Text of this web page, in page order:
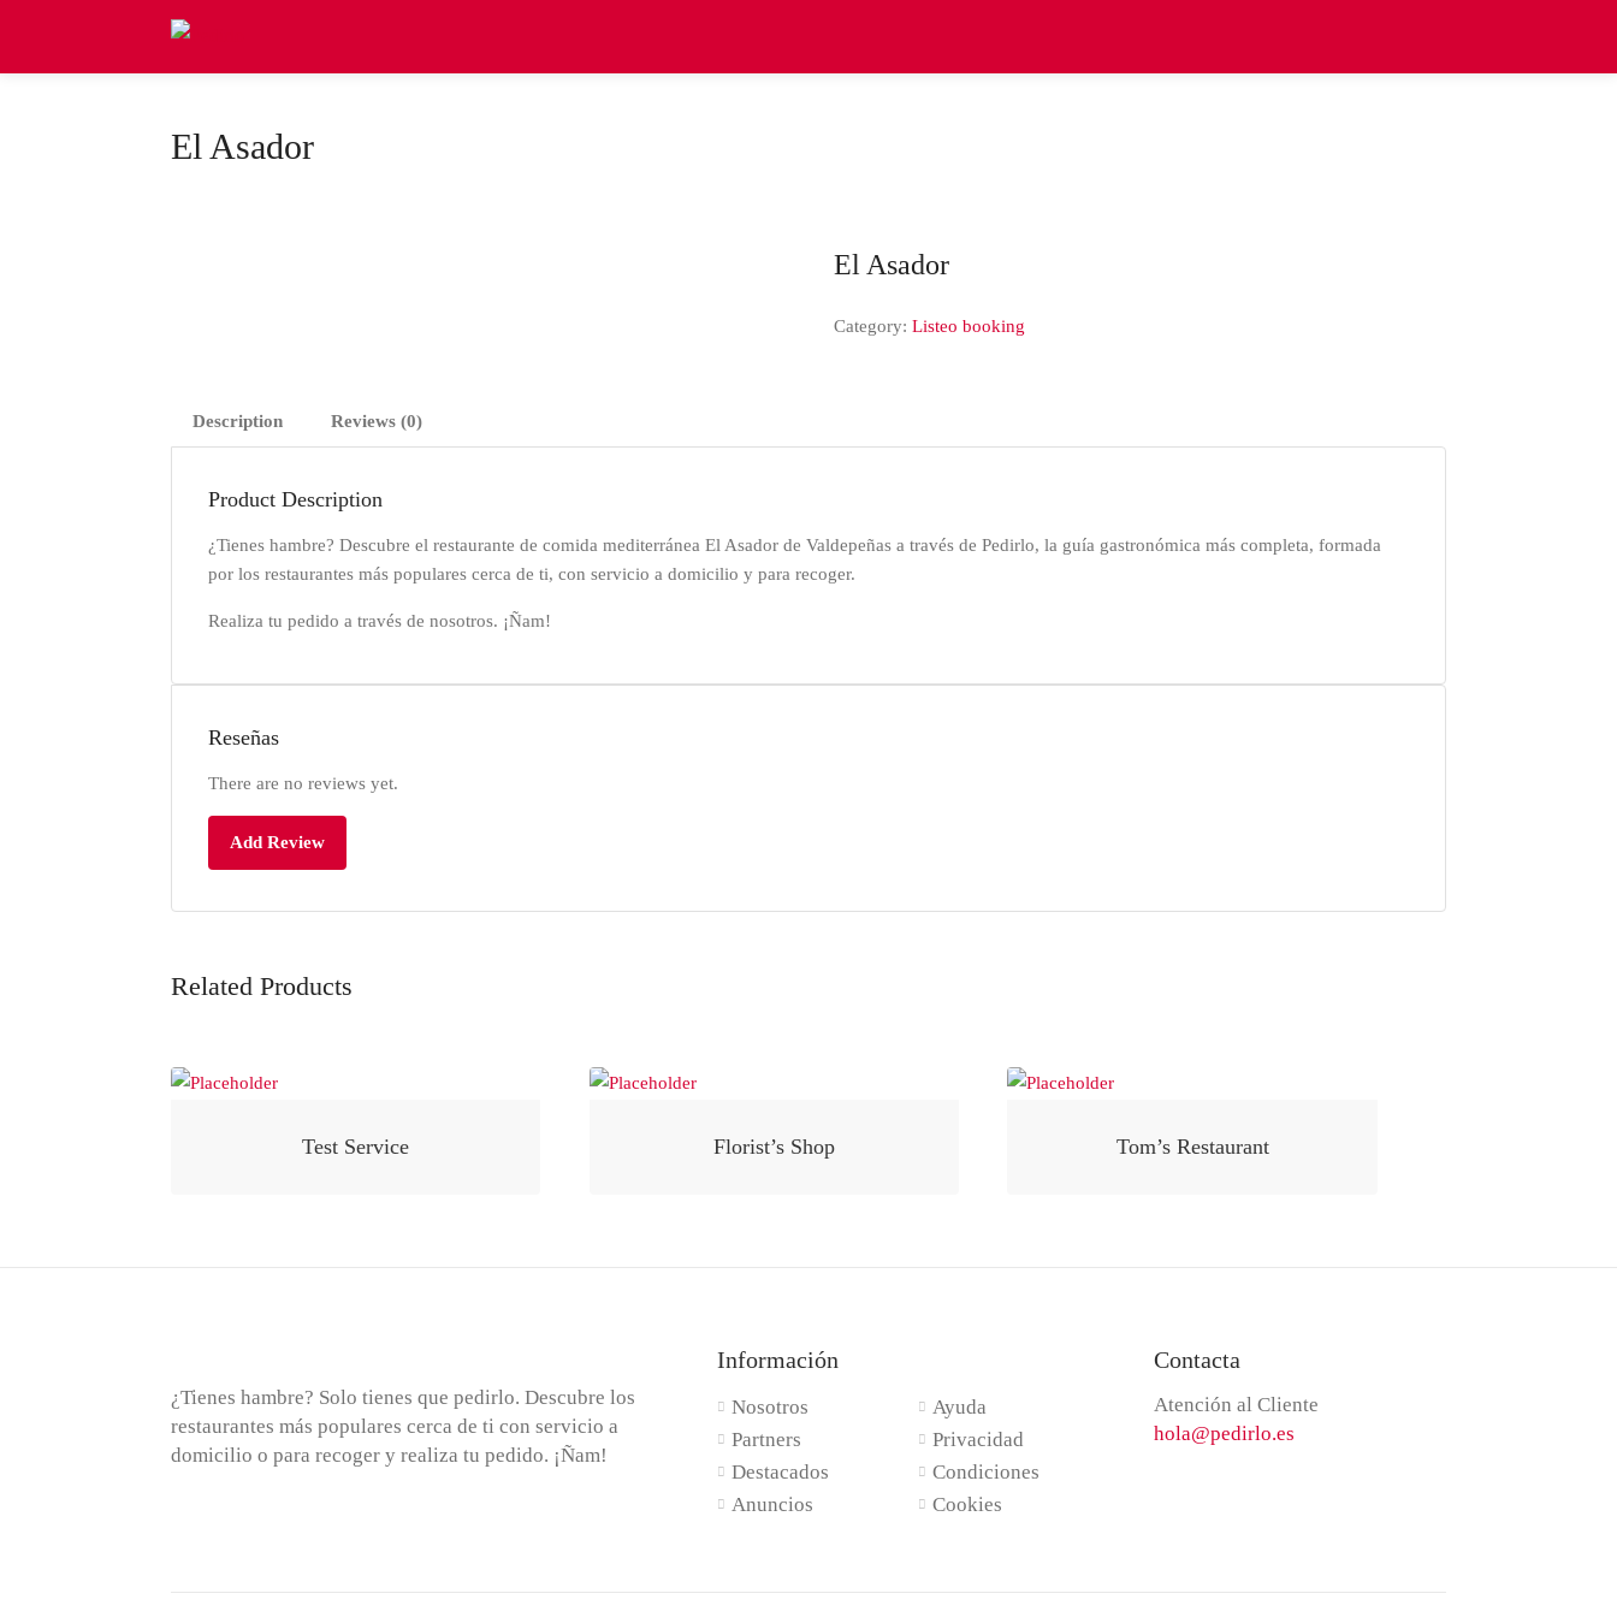
El Asador
El Asador
Category:Listeo booking
Description Reviews (0)
Product Description
¿Tienes hambre? Descubre el restaurante de comida mediterránea El Asador de Valdepeñas a través de Pedirlo, la guía gastronómica más completa, formada
por los restaurantes más populares cerca de ti, con servicio a domicilio y para recoger.
Realiza tu pedido a través de nosotros. ¡Ñam!
Reseñas
There are no reviews yet.
Add Review
Related Products
Test Service Florist’s Shop Tom’s Restaurant
¿Tienes hambre? Solo tienes que pedirlo. Descubre los
restaurantes más populares cerca de ti con servicio a
domicilio o para recoger y realiza tu pedido. ¡Ñam!
Información
Nosotros
Partners
Destacados
Anuncios
Ayuda
Privacidad
Condiciones
Cookies
Contacta
Atención al Cliente
hola@pedirlo.es